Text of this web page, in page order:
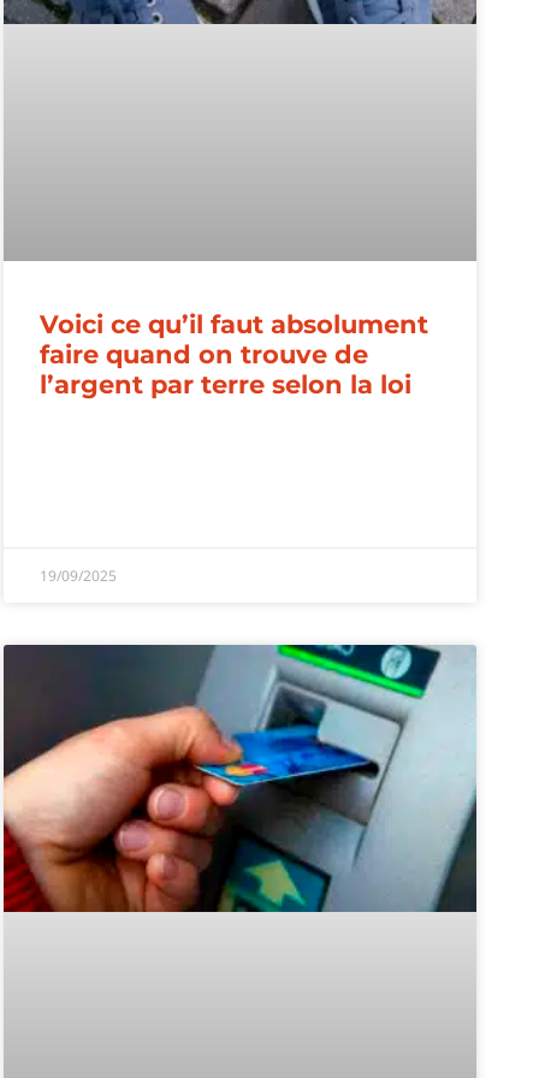
Voici ce qu’il faut absolument
faire quand on trouve de
l’argent par terre selon la loi
19/09/2025